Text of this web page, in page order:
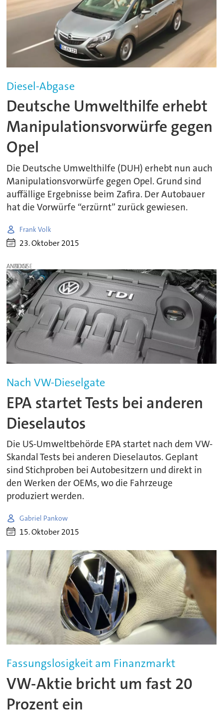
Diesel-Abgase
Deutsche Umwelthilfe erhebt
Manipulationsvorwürfe gegen
Opel
Die Deutsche Umwelthilfe (DUH) erhebt nun auch
Manipulationsvorwürfe gegen Opel. Grund sind
auffällige Ergebnisse beim Zafira. Der Autobauer
hat die Vorwürfe “erzürnt” zurück gewiesen.
Frank Volk
23. Oktober 2015
ANZEIGE
Nach VW-Dieselgate
EPA startet Tests bei anderen
Dieselautos
Die US-Umweltbehörde EPA startet nach dem VW-
Skandal Tests bei anderen Dieselautos. Geplant
sind Stichproben bei Autobesitzern und direkt in
den Werken der OEMs, wo die Fahrzeuge
produziert werden.
Gabriel Pankow
15. Oktober 2015
Fassungslosigkeit am Finanzmarkt
VW-Aktie bricht um fast 20
Prozent ein